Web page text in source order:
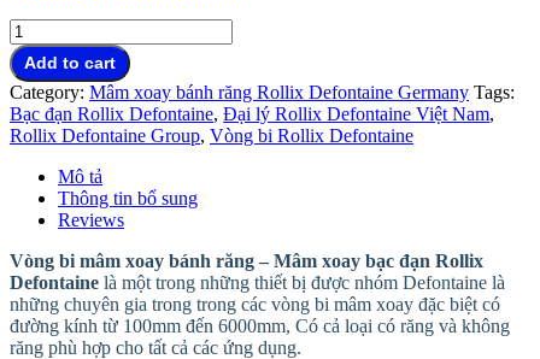
Vòng
bi
bạc
đạn
mâm
xoay
Defontaine
Add to cart
Category: Mâm xoay bánh răng Rollix Defontaine Germany Tags:
Bạc đạn Rollix Defontaine, Đại lý Rollix Defontaine Việt Nam,
Rollix Defontaine Group, Vòng bi Rollix Defontaine
Mô tả
Thông tin bổ sung
Reviews
Vòng bi mâm xoay bánh răng – Mâm xoay bạc đạn Rollix
Defontaine là một trong những thiết bị được nhóm Defontaine là
những chuyên gia trong trong các vòng bi mâm xoay đặc biệt có
đường kính từ 100mm đến 6000mm, Có cả loại có răng và không
răng phù hợp cho tất cả các ứng dụng.